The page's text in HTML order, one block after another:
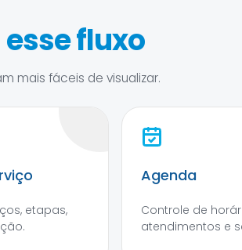
fluxo
mais fáceis de visualizar.
etapas,
Agenda
Controle de
atendimentos e